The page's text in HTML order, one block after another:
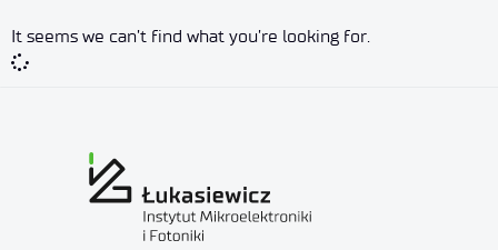
It seems we can’t find what you’re looking for.